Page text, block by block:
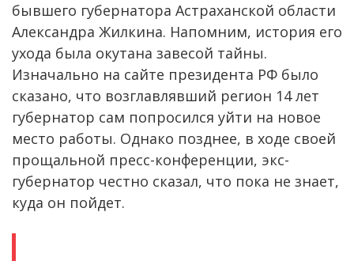
бывшего губернатора Астраханской области
Александра Жилкина. Напомним, история его
ухода была окутана завесой тайны.
Изначально на сайте президента РФ было
сказано, что возглавлявший регион 14 лет
губернатор сам попросился уйти на новое
место работы. Однако позднее, в ходе своей
прощальной пресс-конференции, экс-
губернатор честно сказал, что пока не знает,
куда он пойдет.